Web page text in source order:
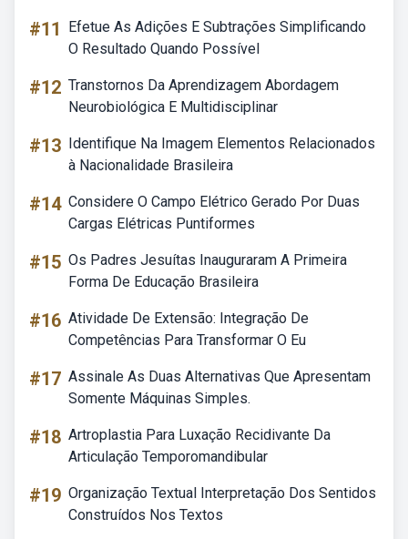
#11
Efetue As Adições E Subtrações Simplificando
O Resultado Quando Possível
#12 Transtornos Da Aprendizagem Abordagem
Neurobiológica E Multidisciplinar
#13 Identifique Na Imagem Elementos Relacionados
à Nacionalidade Brasileira
#14 Considere O Campo Elétrico Gerado Por Duas
Cargas Elétricas Puntiformes
#15 Os Padres Jesuítas Inauguraram A Primeira
Forma De Educação Brasileira
#16 Atividade De Extensão: Integração De
Competências Para Transformar O Eu
#17 Assinale As Duas Alternativas Que Apresentam
Somente Máquinas Simples.
#18 Artroplastia Para Luxação Recidivante Da
Articulação Temporomandibular
#19 Organização Textual Interpretação Dos Sentidos
Construídos Nos Textos